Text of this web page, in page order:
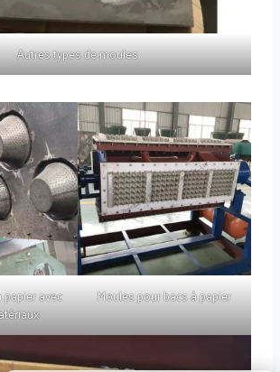
Autres types de moules
avec
Moules pour bacs à papier